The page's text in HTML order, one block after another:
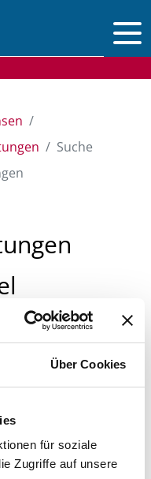
Über Cookies
für soziale
Zugriffe auf unsere
Suche
für ein
können Sie
und
Bei der